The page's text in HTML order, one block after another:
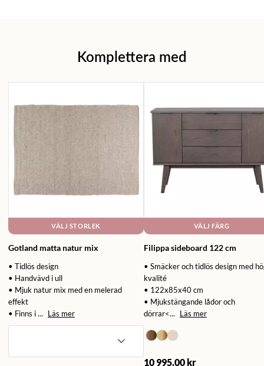
Komplettera med
VÄLJ STORLEK
Gotland matta natur mix
• Tidlös design
• Handvävd i ull
• Mjuk natur mix med en melerad
effekt
• Finns i ...
Läs mer
VÄLJ FÄRG
Filippa sideboard 122 cm
• Smäcker och tidlös design med
kvalité
• 122x85x40 cm
• Mjukstängande lådor och
dörrar<...
Läs mer
10 995,00 kr